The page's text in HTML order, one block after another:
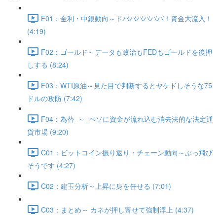
F01：金利・中銀動向～ドババババババ！資金大流入！
(4:19)
F02：ゴールド～データも政治もFEDもゴールドを後押
しする (8:24)
F03：WTI原油～見た目で判断するとヤケドしそうな75
ドルの攻防 (7:42)
F04：為替_～_ペソに資金が流れ込む消去法的な法定通
貨市場 (9:20)
C01：ビットコイン振り返り・チェーン動向～ぶっ飛び
そうです (4:27)
C02：建玉分析～上昇に身を任せる (7:01)
C03：まとめ～ カネが押し寄せて強制浮上 (4:37)